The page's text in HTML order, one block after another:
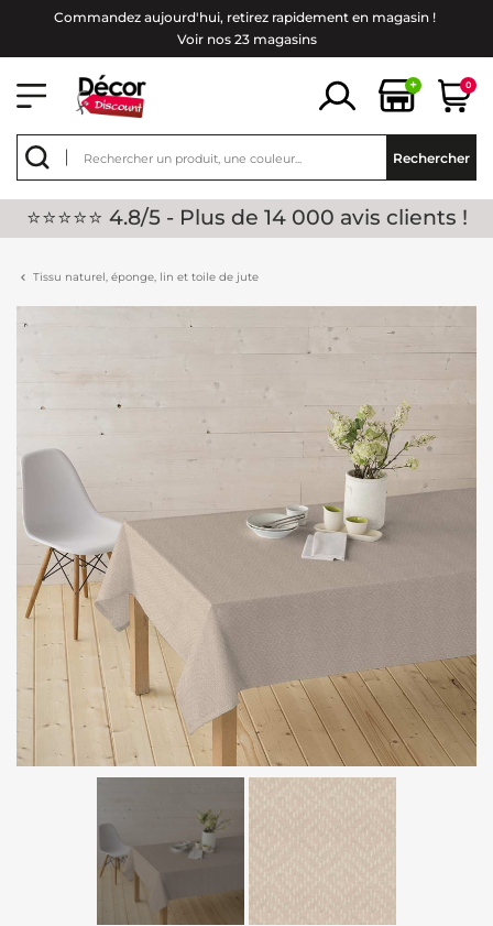
Commandez aujourd'hui, retirez rapidement en magasin !
Voir nos 23 magasins
+ 0
Rechercher
⭐⭐⭐⭐⭐ 4.8/5 - Plus de 14 000 avis clients !
Tissu naturel, éponge, lin et toile de jute